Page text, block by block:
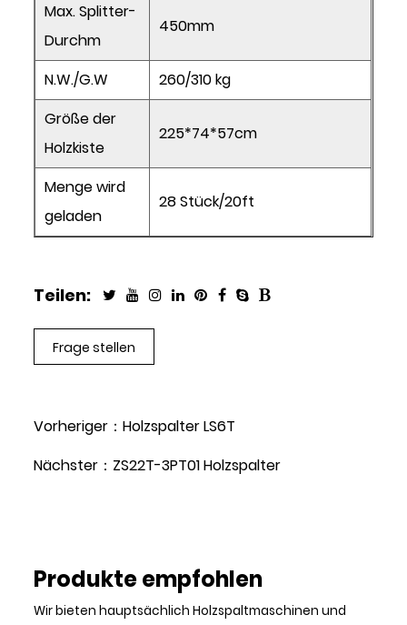
Max. Splitter-
Durchm
450mm
N.W./G.W
260/310 kg
Größe der
Holzkiste
225*74*57cm
Menge wird
geladen
28 Stück/20ft
Teilen:
Frage stellen
Vorheriger：Holzspalter LS6T
Nächster：ZS22T-3PT01 Holzspalter
Produkte empfohlen
Wir bieten hauptsächlich Holzspaltmaschinen und